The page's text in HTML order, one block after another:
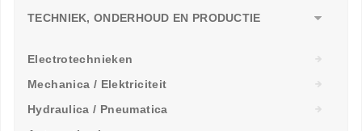
TECHNIEK, ONDERHOUD EN PRODUCTIE
Electrotechnieken
Mechanica / Elektriciteit
Hydraulica / Pneumatica